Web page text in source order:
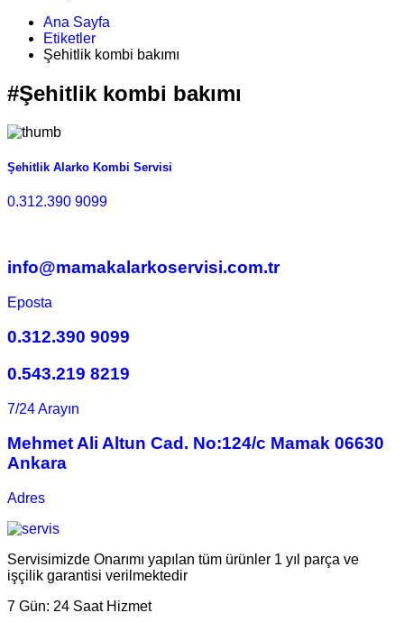
Ana Sayfa
Etiketler
Şehitlik kombi bakımı
#Şehitlik kombi bakımı
Şehitlik Alarko Kombi Servisi
0.312.390 9099
info@mamakalarkoservisi.com.tr
Eposta
0.312.390 9099
0.543.219 8219
7/24 Arayın
Mehmet Ali Altun Cad. No:124/c Mamak 06630
Ankara
Adres
Servisimizde Onarımı yapılan tüm ürünler 1 yıl parça ve
işçilik garantisi verilmektedir
7 Gün: 24 Saat Hizmet